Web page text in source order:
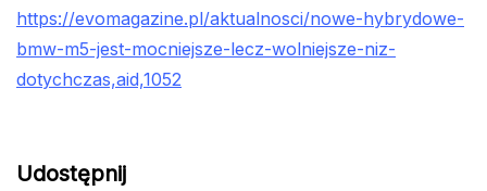
https://evomagazine.pl/aktualnosci/nowe-hybrydowe-
bmw-m5-jest-mocniejsze-lecz-wolniejsze-niz-
dotychczas,aid,1052
Udostępnij